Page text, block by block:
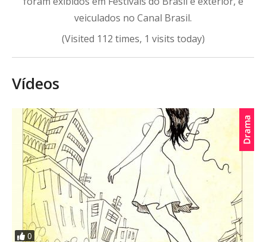
veiculados no Canal Brasil.
(Visited 112 times, 1 visits today)
Vídeos
0